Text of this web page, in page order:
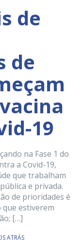
de
de
19
na Fase 1 do
a Covid-19,
que trabalham
e privada.
de prioridades é
que estiverem
[…]
ATRÁS